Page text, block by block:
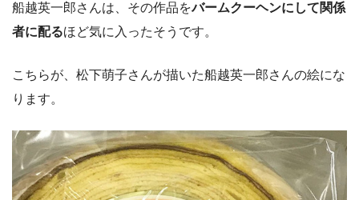
船越英一郎さんは、その作品をバームクーヘンにして関係
者に配るほど気に入ったそうです。
こちらが、松下萌子さんが描いた船越英一郎さんの絵にな
ります。